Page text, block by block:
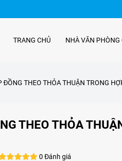
TRANG CHỦ NHÀ VĂN PHÒNG
ĐỒNG THEO THỎA THUẬN TRONG
THEO THỎA
0 Đánh giá